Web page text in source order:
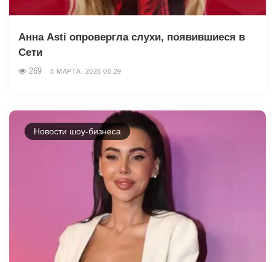
Анна Asti опровергла слухи, появившиеся в
Сети
269 5 МАРТА, 2026 00:29
Новости шоу-бизнеса